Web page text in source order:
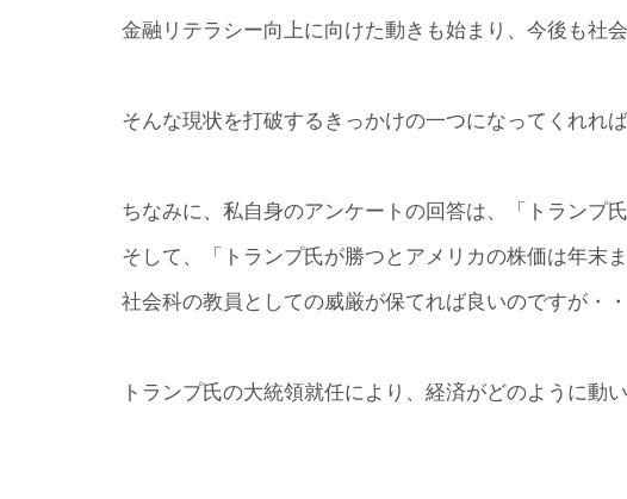
金融リテラシー向上に向けた動きも始まり、今後も社
そんな現状を打破するきっかけの一つになってくれれば
ちなみに、私自身のアンケートの回答は、「トランプ
そして、「トランプ氏が勝つとアメリカの株価は年末
社会科の教員としての威厳が保てれば良いのですが・・
トランプ氏の大統領就任により、経済がどのように動